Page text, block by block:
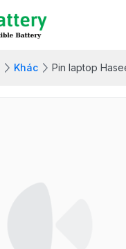
Khác Pin laptop